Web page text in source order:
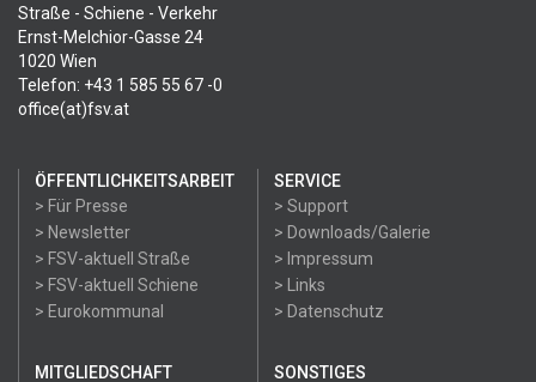
Straße - Schiene - Verkehr
Ernst-Melchior-Gasse 24
1020 Wien
Telefon: +43 1 585 55 67 -0
office(at)fsv.at
ÖFFENTLICHKEITSARBEIT
> Für Presse
> Newsletter
> FSV-aktuell Straße
> FSV-aktuell Schiene
> Eurokommunal
SERVICE
> Support
> Downloads/Galerie
> Impressum
> Links
> Datenschutz
MITGLIEDSCHAFT SONSTIGES